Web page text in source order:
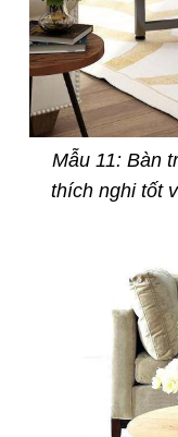
Mẫu 11: Bàn
thích nghi tốt